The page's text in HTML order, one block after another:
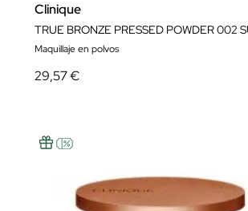
Clinique
Maquillaje en polvos
29,57 €